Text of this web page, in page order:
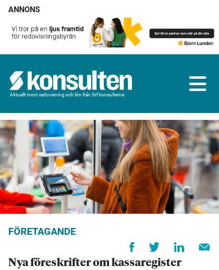
ANNONS
Aktuellt inom redovisning och lön från Srf konsulterna
FÖRETAGANDE
Nya föreskrifter om kassaregister